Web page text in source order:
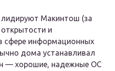
Макинтош (за
открытости и
сфере информационных
дома устанавливал
— хорошие, надежные ОС